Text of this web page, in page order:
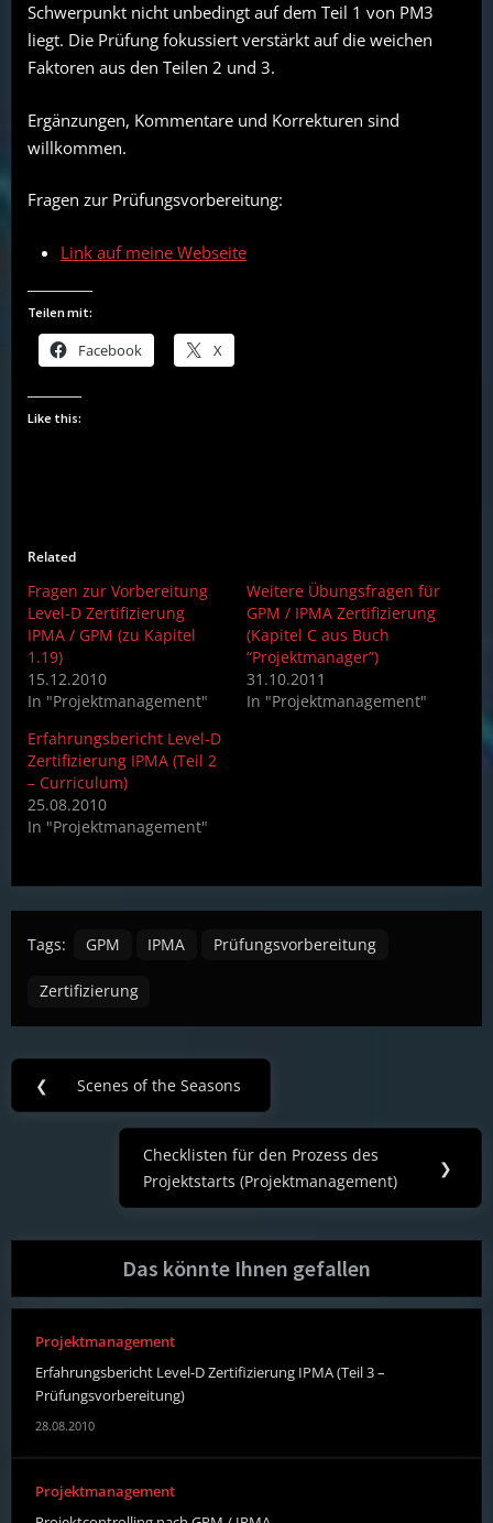
Schwerpunkt nicht unbedingt auf dem Teil 1 von PM3
liegt. Die Prüfung fokussiert verstärkt auf die weichen
Faktoren aus den Teilen 2 und 3.
Ergänzungen, Kommentare und Korrekturen sind
willkommen.
Fragen zur Prüfungsvorbereitung:
Link auf meine Webseite
Teilen mit:
Facebook X
Like this:
Related
Fragen zur Vorbereitung
Level-D Zertifizierung
IPMA / GPM (zu Kapitel
1.19)
15.12.2010
In "Projektmanagement"
Weitere Übungsfragen für
GPM / IPMA Zertifizierung
(Kapitel C aus Buch
“Projektmanager”)
31.10.2011
In "Projektmanagement"
Erfahrungsbericht Level-D
Zertifizierung IPMA (Teil 2
– Curriculum)
25.08.2010
In "Projektmanagement"
Tags: GPM IPMA Prüfungsvorbereitung
Zertifizierung
Post
navigation
❮
Previous
Scenes of the Seasons
Next
Post:
Checklisten für den Prozess des
Projektstarts (Projektmanagement)
❯
Das könnte Ihnen gefallen
Projektmanagement
Erfahrungsbericht Level-D Zertifizierung IPMA (Teil 3 –
Prüfungsvorbereitung)
28.08.2010
Projektmanagement